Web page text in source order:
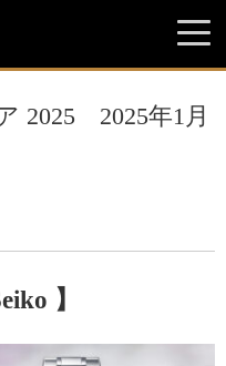
2025 2025年1月
】